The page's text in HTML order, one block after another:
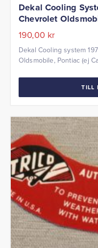
Dekal Cooling
Chevrolet
190,00 kr
Dekal Cooling system
Oldsmobile, Pontiac (ej
TILL